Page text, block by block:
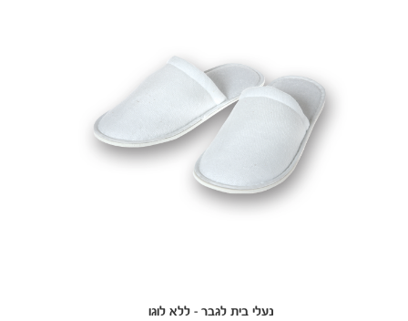
נעלי בית לגבר - ללא לוגו